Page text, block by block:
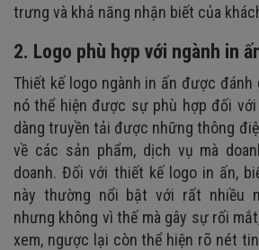
trưng và khả năng nhận biết của
2. Logo phù hợp với ngành in
Thiết kế logo ngành in ấn được
nó thể hiện được sự phù hợp đối
dàng truyền tải được những thông
về các sản phẩm, dịch vụ mà
doanh. Đối với thiết kế logo in ấn,
này thường nổi bật với rất nhiều
nhưng không vì thế mà gây sự rối
xem, ngược lại còn thể hiện rõ nét